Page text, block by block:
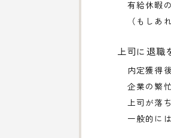
有給休暇
（もしあ
上司に退
内定獲得
企業の繁
上司が落
一般的に